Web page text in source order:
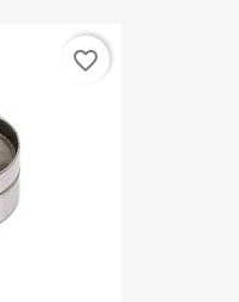
favorite_border